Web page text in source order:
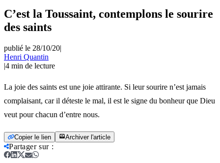
C’est la Toussaint, contemplons le sourire
des saints
publié le 28/10/20|
Henri Quantin
|4 min de lecture
La joie des saints est une joie attirante. Si leur sourire n’est jamais
complaisant, car il déteste le mal, il est le signe du bonheur que Dieu
veut pour chacun d’entre nous.
Copier le lien Archiver l'article
Partager sur: